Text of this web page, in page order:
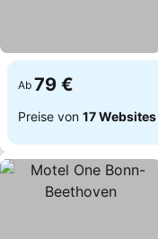
Ab 79 €
Preise von 17 Websites